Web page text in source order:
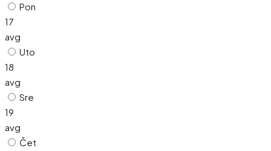
Pon
17
avg
Uto
18
avg
Sre
19
avg
Čet